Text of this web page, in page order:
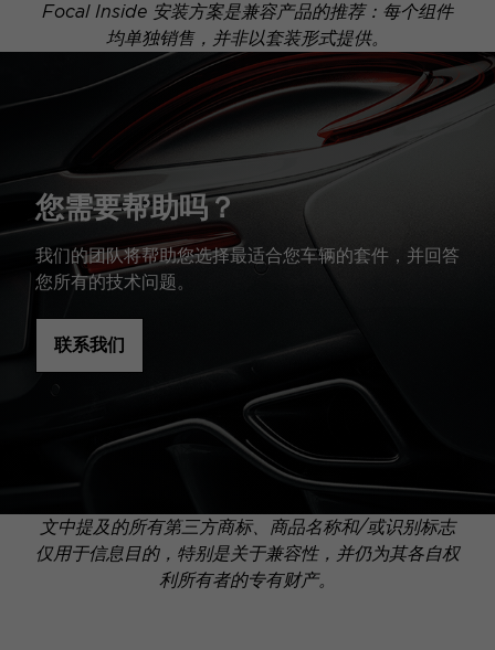
Focal Inside 安装方案是兼容产品的推荐：每个组件
均单独销售，并非以套装形式提供。
您需要帮助吗？
我们的团队将帮助您选择最适合您车辆的套件，并回答
您所有的技术问题。
联系我们
文中提及的所有第三方商标、商品名称和/或识别标志
仅用于信息目的，特别是关于兼容性，并仍为其各自权
利所有者的专有财产。